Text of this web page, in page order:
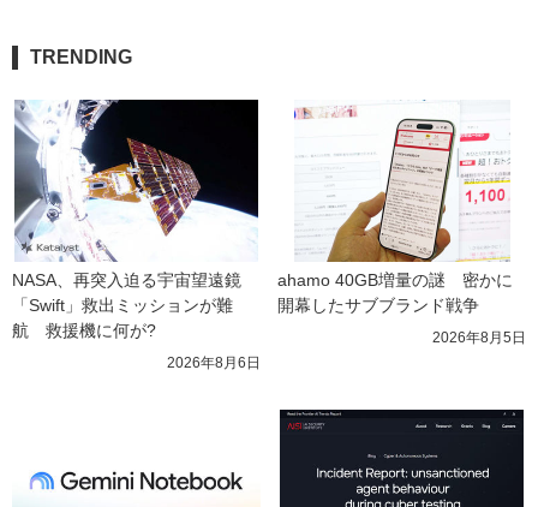
TRENDING
NASA、再突入迫る宇宙望遠鏡
「Swift」救出ミッションが難
航　救援機に何が?
2026年8月6日
ahamo 40GB増量の謎　密かに
開幕したサブブランド戦争
2026年8月5日